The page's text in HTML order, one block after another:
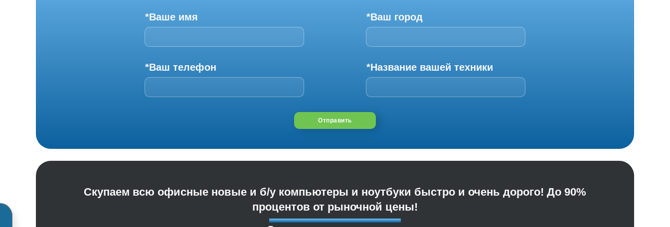
*Ваше имя *Ваш город
*Ваш телефон *Название вашей техники
Отправить
Скупаем всю офисные новые и б/у компьютеры и ноутбуки быстро и очень дорого! До 90%
процентов от рыночной цены!